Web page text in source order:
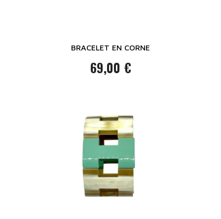
BRACELET EN CORNE
Prix
69,00 €